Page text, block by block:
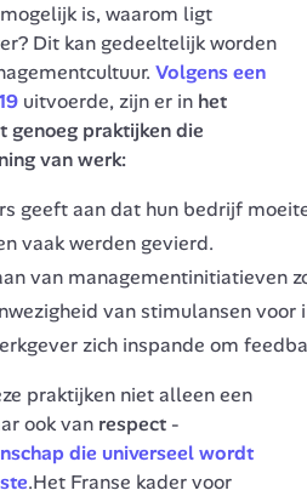
is, waarom ligt
Dit kan gedeeltelijk worden
Volgens een
uitvoerde, zijn er in het
genoeg praktijken die
van werk:
geeft aan dat hun bedrijf
vaak werden gevierd.
van managementinitiatieven
van stimulansen
zich inspande om
praktijken niet alleen een
ook van respect -
die universeel wordt
.Het Franse kader voor